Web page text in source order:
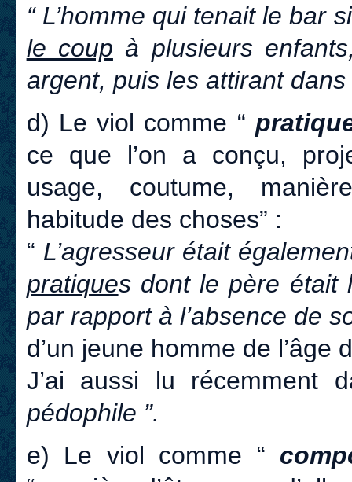
“ L’homme qui tenait le bar
le coup à plusieurs
argent, puis les attirant dans
d) Le viol comme “
ce que l’on a conçu,
usage, coutume,
habitude des choses” :
“ L’agresseur était
pratiques dont le père était
par rapport à l’absence de
d’un jeune homme de l’âge
J’ai aussi lu
pédophile ”.
e) Le viol comme “